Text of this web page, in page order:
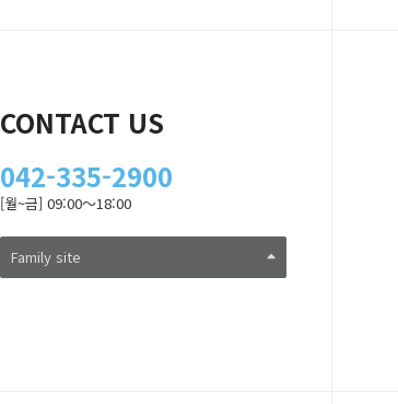
CONTACT US
042-335-2900
[월~금] 09:00～18:00
Family site